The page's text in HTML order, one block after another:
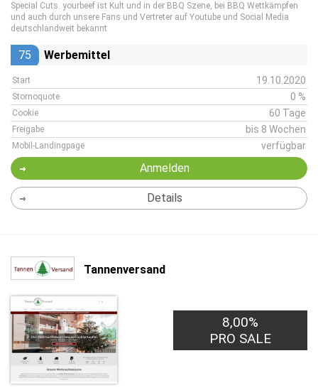
Special Cuts. yourbeef ist Kult und in der BBQ Szene, bei BBQ Wettkämpfen
und auch durch unsere Fans und Vertreter auf Youtube und Social Media
deutschlandweit bekannt
75 Werbemittel
Start 19.10.2020
Stornoquote 0 %
Cookie 60 Tage
Freigabe bis 8 Wochen
Mobil-Landingpage verfügbar
Anmelden
Details
Tannenversand
8,00%
PRO SALE